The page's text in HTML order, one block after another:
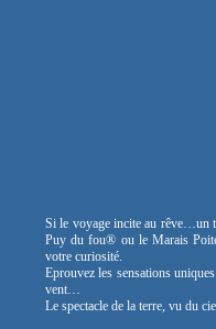
Si le voyage incite au rêve…un
Puy du fou® ou le Marais
votre curiosité.
Eprouvez les sensations
vent…
Le spectacle de la terre, vu du